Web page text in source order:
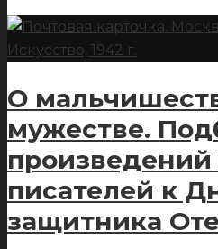
О
мужестве.
произведений
писателей к
защитника